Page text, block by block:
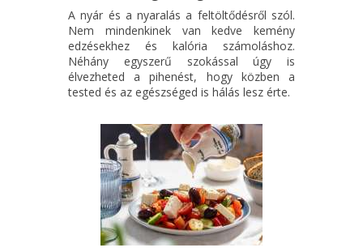
Frissítő italok (korlátlan szörpfogyasztás kézműves
szörpjeinkből)
Naplemente a levendulásban 19:30-21:00 között
Piknikezés a levendulamezőn
A rendezvényre a belépés ingyenes.
A nyár és a nyaralás a feltöltődésről szól.
Nem mindenkinek van kedve kemény
edzésekhez és kalória számoláshoz.
Néhány egyszerű szokással úgy is
élvezheted a pihenést, hogy közben a
tested és az egészséged is hálás lesz érte.